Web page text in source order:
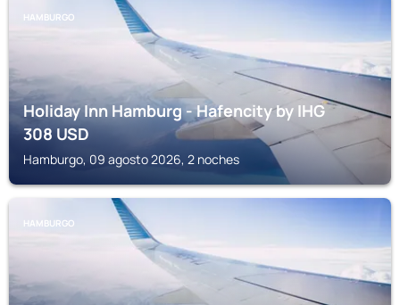
HAMBURGO
Holiday Inn Hamburg - Hafencity by IHG
308USD
Hamburgo, 09 agosto 2026, 2 noches
HAMBURGO